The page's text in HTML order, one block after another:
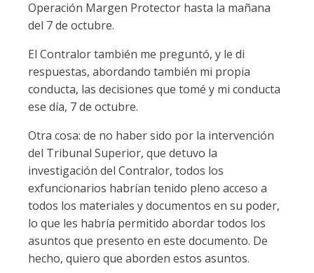
Operación Margen Protector hasta la mañana
del 7 de octubre.
El Contralor también me preguntó, y le di
respuestas, abordando también mi propia
conducta, las decisiones que tomé y mi conducta
ese día, 7 de octubre.
Otra cosa: de no haber sido por la intervención
del Tribunal Superior, que detuvo la
investigación del Contralor, todos los
exfuncionarios habrían tenido pleno acceso a
todos los materiales y documentos en su poder,
lo que les habría permitido abordar todos los
asuntos que presento en este documento. De
hecho, quiero que aborden estos asuntos.